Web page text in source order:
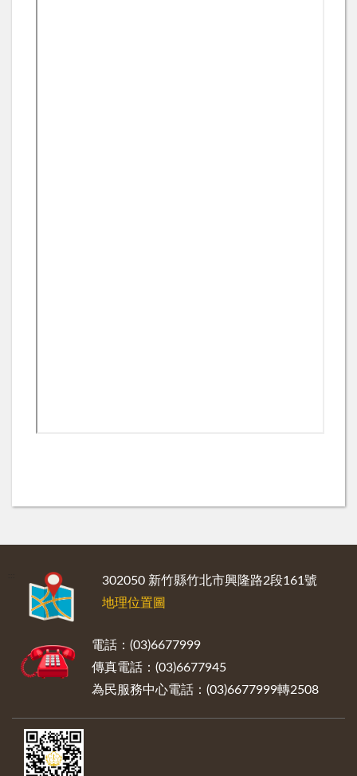
302050 新竹縣竹北市興隆路2段161號
地理位置圖
電話：(03)6677999
傳真電話：(03)6677945
為民服務中心電話：(03)6677999轉2508